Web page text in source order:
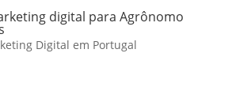
digital para Agrônomo
Digital em Portugal